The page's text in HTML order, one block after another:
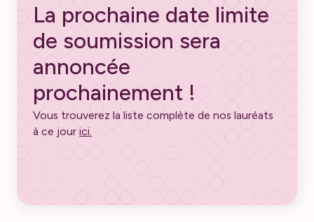
La prochaine date limite
de soumission sera
annoncée
prochainement !
Vous trouverez la liste complète de nos lauréats
à ce jourici.